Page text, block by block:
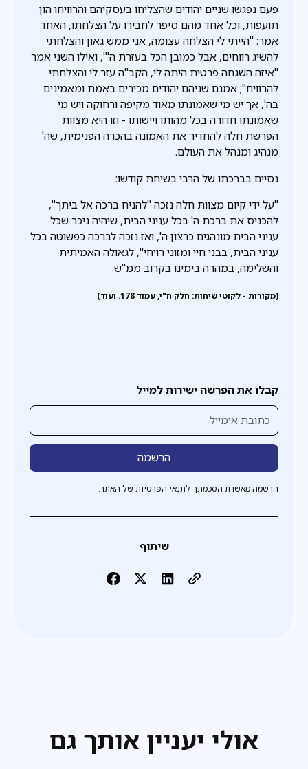
קבלו את הפרשה ישירות למייל
הרשמה מאשרת הסכמתך לתנאי הפרטיות של האתר.
שיתוף
פעם נפגשו שניים יהודים שהצליחו בעסקיהם והרוויחו הון
תועפות, וכל אחד מהם סיפר לחבירו על הצלחתו, האחד
אמר: "הייתי לי הצלחה עצומה, אני ממש גאון והצלחתי
להשיג רווחים, אבל כמובן הכל בעזרת ה'", ואילו השני אמר
"איזה השגחה פרטית היתה לי, הקב"ה עזר לי והצלחתי
להרוויח"; אמנם שניהם יהודים מכירים באמת ומאמינים
בה', אך יש מי שאמונתו מאוד מקיפה ורחוקה ויש מי
שאמונתו חדורה בכל מהותו ויישותו - וזו היא מצוות
הפרשת חלה להחדיר את האמונה בהכרה הפנימית, שה'
מנהיג ומנהל את העולם.
נסיים בברכתו של הרבי בשיחת קודשו:
"על ידי קיום מצוות חלה נזכה "להניח ברכה אל ביתך",
להכניס את ברכת ה' בכל עניני הבית, שיהיה ניכר שכל
עניני הבית מונהגים כרצון ה', ואז נזכה לברכה כפשוטה בכל
עניני הבית, בבני חיי ומזוני רויחי", לגאולה האמיתית
והשלימה, במהרה בימינו בקרוב ממ"ש.
(מקורות - לקוטי שיחות: חלק ח"י, עמוד 178. ועוד)
אולי יעניין אותך גם